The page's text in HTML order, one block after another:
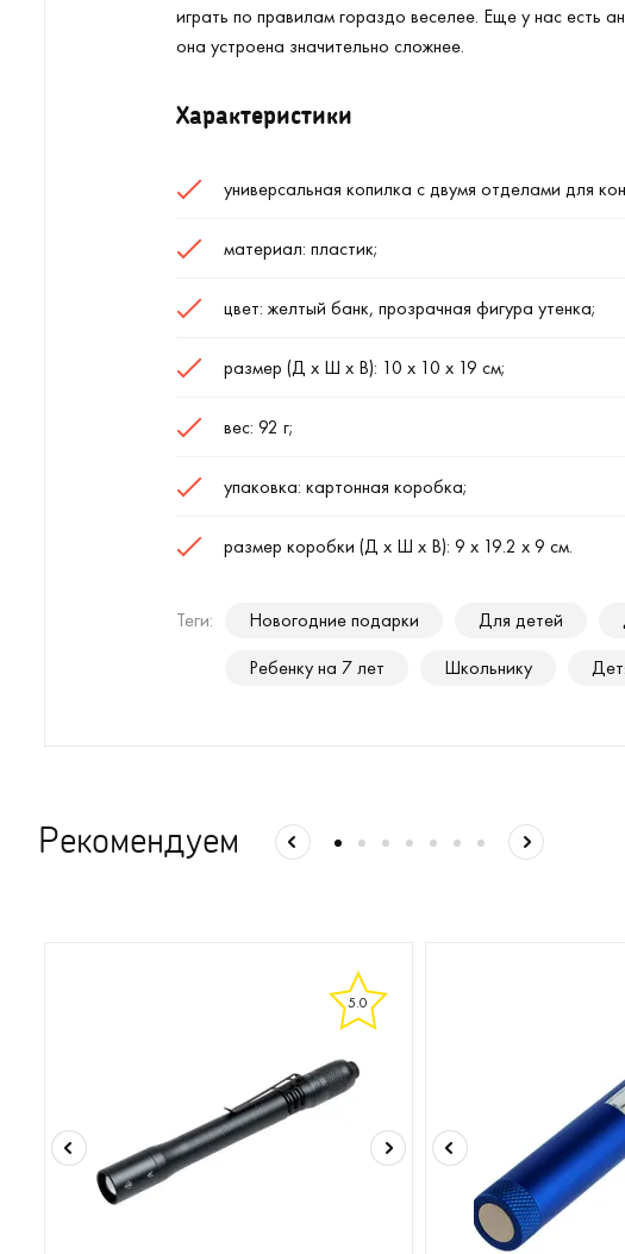
играть по правилам гораздо веселее. Еще у нас есть
она устроена значительно сложнее.
Характеристики
универсальная копилка с двумя отделами для
материал: пластик;
цвет: желтый банк, прозрачная фигура утенка;
размер (Д х Ш х В): 10 х 10 х 19 см;
вес: 92 г;
упаковка: картонная коробка;
размер коробки (Д х Ш х В): 9 х 19.2 х 9 см.
Теги: Новогодние подарки Для детей
Ребенку на 7 лет
Школьнику
Рекомендуем
5.0